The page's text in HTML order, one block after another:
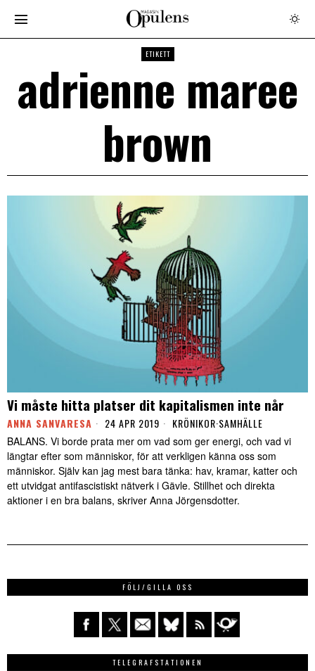
ETIKETT
adrienne maree
brown
Vi måste hitta platser dit kapitalismen inte når
ANNA SANVARESA 24 APR 2019 KRÖNIKOR·SAMHÄLLE
BALANS. Vi borde prata mer om vad som ger energi, och vad vi
längtar efter som människor, för att verkligen känna oss som
människor. Själv kan jag mest bara tänka: hav, kramar, katter och
ett utvidgat antifascistiskt nätverk i Gävle. Stillhet och direkta
aktioner i en bra balans, skriver Anna Jörgensdotter.
FÖLJ/GILLA OSS
TELEGRAFSTATIONEN